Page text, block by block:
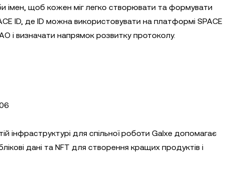
імен, щоб кожен міг легко створювати та формувати
ID, де ID можна використовувати на платформі SPACE
і визначати напрямок розвитку протоколу.
інфраструктурі для спільної роботи Galxe допомагає
дані та NFT для створення кращих продуктів і